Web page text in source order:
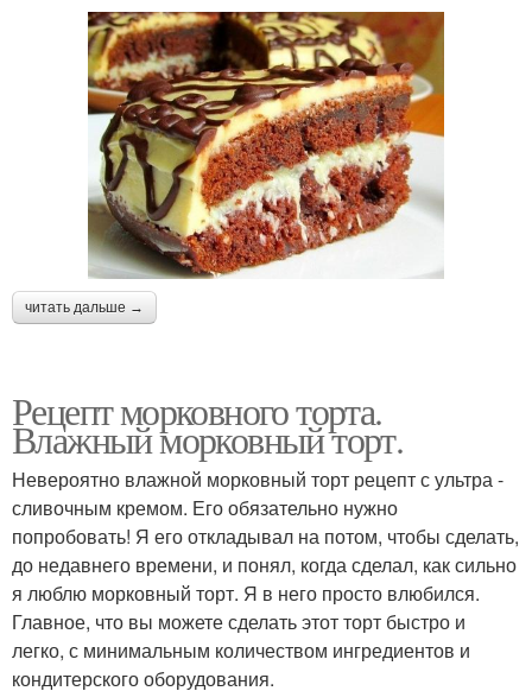
читать дальше →
Рецепт морковного торта.
Влажный морковный торт.
Невероятно влажной морковный торт рецепт с ультра -
сливочным кремом. Его обязательно нужно
попробовать! Я его откладывал на потом, чтобы сделать,
до недавнего времени, и понял, когда сделал, как сильно
я люблю морковный торт. Я в него просто влюбился.
Главное, что вы можете сделать этот торт быстро и
легко, с минимальным количеством ингредиентов и
кондитерского оборудования.